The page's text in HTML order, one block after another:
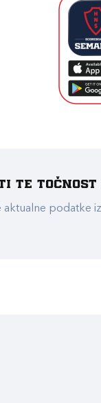
te točnost
aktualne podatke